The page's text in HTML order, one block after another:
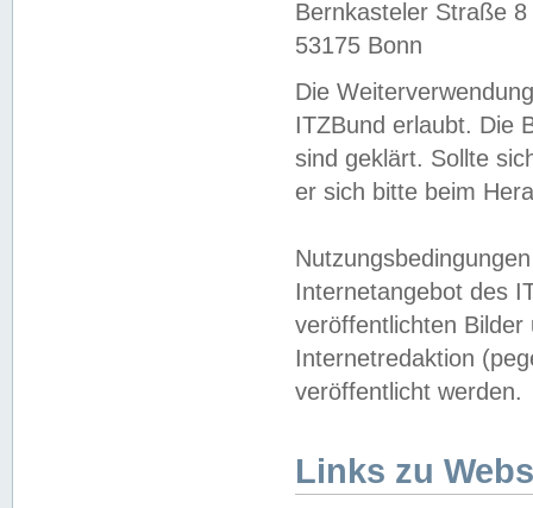
Bernkasteler Straße 8
53175 Bonn
Die
ITZBund erlaubt. Die
sind geklärt. Sollte
er sich bitte beim
Internetangebot des
veröffentlichten
Internetredaktion
veröffentlicht werden.
Links zu